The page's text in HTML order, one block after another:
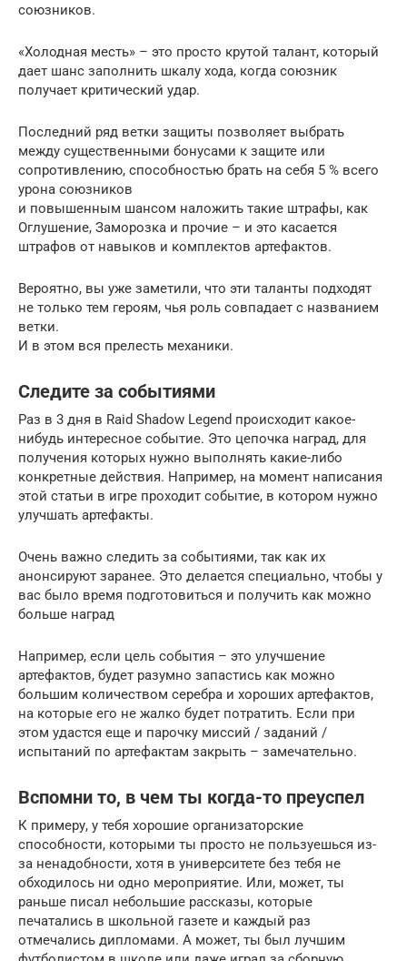
союзников.
«Холодная месть» – это просто крутой талант, который
дает шанс заполнить шкалу хода, когда союзник
получает критический удар.
Последний ряд ветки защиты позволяет выбрать
между существенными бонусами к защите или
сопротивлению, способностью брать на себя 5 % всего
урона союзников
и повышенным шансом наложить такие штрафы, как
Оглушение, Заморозка и прочие – и это касается
штрафов от навыков и комплектов артефактов.
Вероятно, вы уже заметили, что эти таланты подходят
не только тем героям, чья роль совпадает с названием
ветки.
И в этом вся прелесть механики.
Следите за событиями
Раз в 3 дня в Raid Shadow Legend происходит какое-
нибудь интересное событие. Это цепочка наград, для
получения которых нужно выполнять какие-либо
конкретные действия. Например, на момент написания
этой статьи в игре проходит событие, в котором нужно
улучшать артефакты.
Очень важно следить за событиями, так как их
анонсируют заранее. Это делается специально, чтобы у
вас было время подготовиться и получить как можно
больше наград
Например, если цель события – это улучшение
артефактов, будет разумно запастись как можно
большим количеством серебра и хороших артефактов,
на которые его не жалко будет потратить. Если при
этом удастся еще и парочку миссий / заданий /
испытаний по артефактам закрыть – замечательно.
Вспомни то, в чем ты когда-то преуспел
К примеру, у тебя хорошие организаторские
способности, которыми ты просто не пользуешься из-
за ненадобности, хотя в университете без тебя не
обходилось ни одно мероприятие. Или, может, ты
раньше писал небольшие рассказы, которые
печатались в школьной газете и каждый раз
отмечались дипломами. А может, ты был лучшим